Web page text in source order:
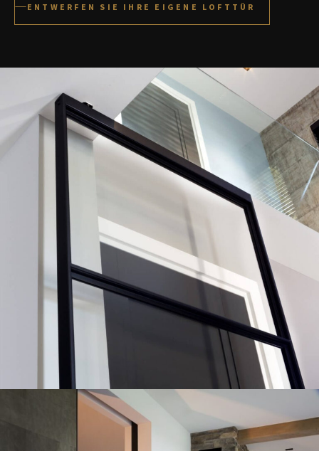
ENTWERFEN SIE IHRE EIGENE LOFTTÜR